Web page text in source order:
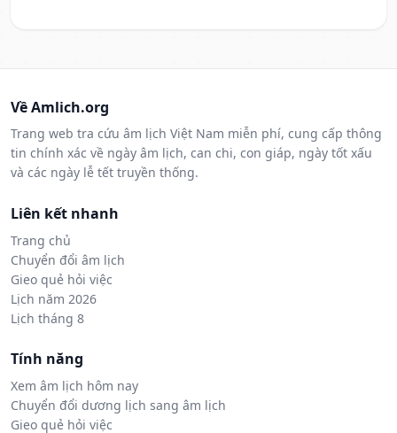
Về Amlich.org
Trang web tra cứu âm lịch Việt Nam miễn phí, cung cấp thông
tin chính xác về ngày âm lịch, can chi, con giáp, ngày tốt xấu
và các ngày lễ tết truyền thống.
Liên kết nhanh
Trang chủ
Chuyển đổi âm lịch
Gieo quẻ hỏi việc
Lịch năm 2026
Lịch tháng 8
Tính năng
Xem âm lịch hôm nay
Chuyển đổi dương lịch sang âm lịch
Gieo quẻ hỏi việc